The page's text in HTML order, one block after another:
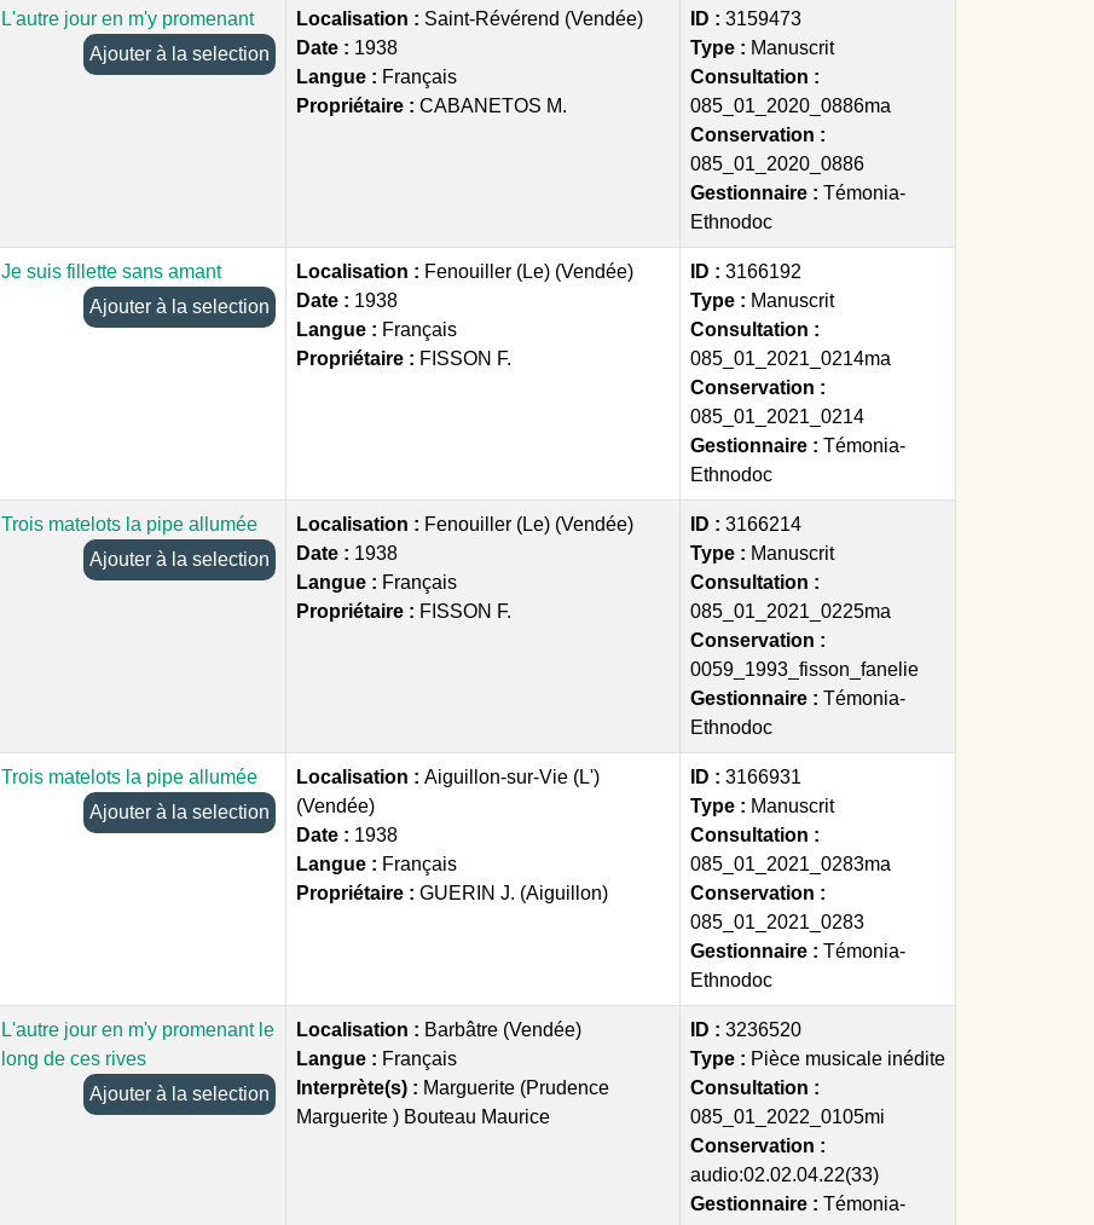
L'autre jour en m'y promenant
Ajouter à la selection
Localisation : Saint-Révérend (Vendée)
Date : 1938
Langue : Français
Propriétaire : CABANETOS M.
ID : 3159473
Type : Manuscrit
Consultation :
085_01_2020_0886ma
Conservation :
085_01_2020_0886
Gestionnaire : Témonia-
Ethnodoc
Je suis fillette sans amant
Ajouter à la selection
Localisation : Fenouiller (Le) (Vendée)
Date : 1938
Langue : Français
Propriétaire : FISSON F.
ID : 3166192
Type : Manuscrit
Consultation :
085_01_2021_0214ma
Conservation :
085_01_2021_0214
Gestionnaire : Témonia-
Ethnodoc
Trois matelots la pipe allumée
Ajouter à la selection
Localisation : Fenouiller (Le) (Vendée)
Date : 1938
Langue : Français
Propriétaire : FISSON F.
ID : 3166214
Type : Manuscrit
Consultation :
085_01_2021_0225ma
Conservation :
0059_1993_fisson_fanelie
Gestionnaire : Témonia-
Ethnodoc
Trois matelots la pipe allumée
Ajouter à la selection
Localisation : Aiguillon-sur-Vie (L')
(Vendée)
Date : 1938
Langue : Français
Propriétaire : GUERIN J. (Aiguillon)
ID : 3166931
Type : Manuscrit
Consultation :
085_01_2021_0283ma
Conservation :
085_01_2021_0283
Gestionnaire : Témonia-
Ethnodoc
L'autre jour en m'y promenant le
long de ces rives
Ajouter à la selection
Localisation : Barbâtre (Vendée)
Langue : Français
Interprète(s) : Marguerite (Prudence
Marguerite ) Bouteau Maurice
ID : 3236520
Type : Pièce musicale inédite
Consultation :
085_01_2022_0105mi
Conservation :
audio:02.02.04.22(33)
Gestionnaire : Témonia-